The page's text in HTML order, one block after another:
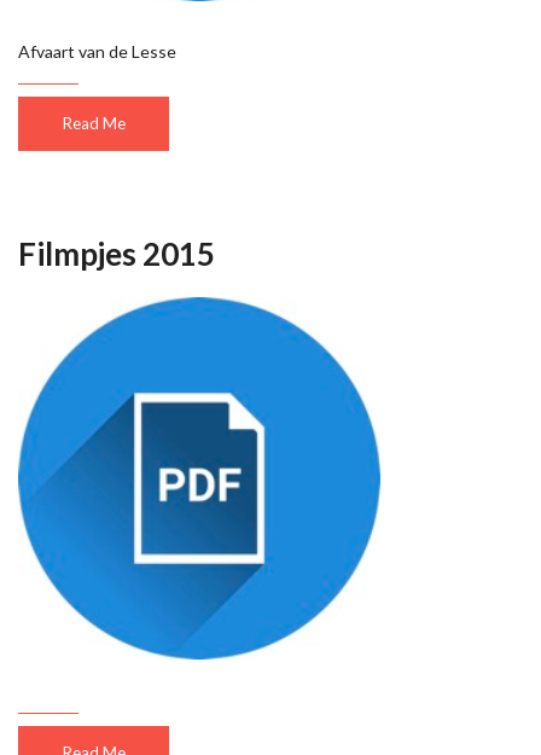
Afvaart van de Lesse
Read Me
Filmpjes 2015